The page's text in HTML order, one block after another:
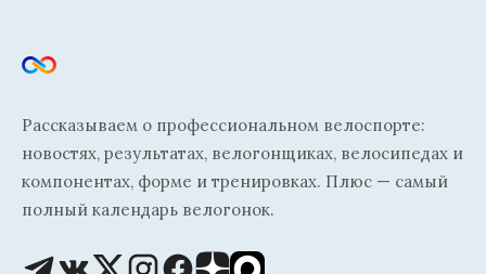
Рассказываем о профессиональном велоспорте:
новостях, результатах, велогонщиках, велосипедах и
компонентах, форме и тренировках. Плюс — самый
полный календарь велогонок.